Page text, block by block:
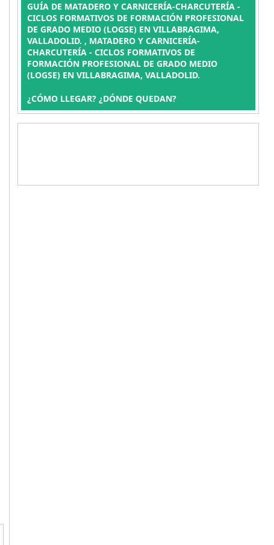
GUÍA DE MATADERO Y CARNICERÍA-CHARCUTERÍA -
CICLOS FORMATIVOS DE FORMACIÓN PROFESIONAL
DE GRADO MEDIO (LOGSE) EN VILLABRAGIMA,
VALLADOLID. , MATADERO Y CARNICERÍA-
CHARCUTERÍA - CICLOS FORMATIVOS DE
FORMACIÓN PROFESIONAL DE GRADO MEDIO
(LOGSE) EN VILLABRAGIMA, VALLADOLID.
¿CÓMO LLEGAR? ¿DÓNDE QUEDAN?